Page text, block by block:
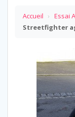
Accueil › Essai
Streetfighter